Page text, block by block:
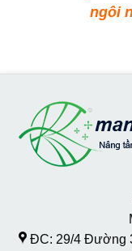
ngôi
ĐC: 29/4 Đường